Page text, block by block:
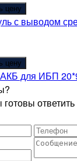
цену
с выводом
цену
для ИБП